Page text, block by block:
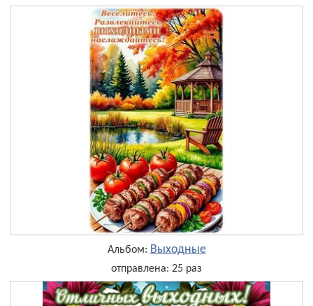
Альбом: Выходные
отправлена: 25 раз